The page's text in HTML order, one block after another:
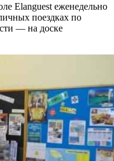
Elanguest еженедельно
поездках по
— на доске